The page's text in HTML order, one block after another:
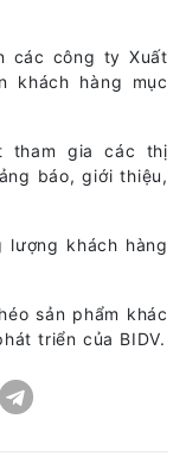
các công ty Xuất
khách hàng mục
tham gia các thị
báo, giới thiệu,
lượng khách hàng
sản phẩm khác
triển của BIDV.